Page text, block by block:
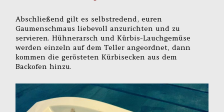
Abschließend gilt es selbstredend, euren
Gaumenschmaus liebevoll anzurichten und zu
servieren. Hühnerarsch und Kürbis-Lauchgemüse
werden einzeln auf dem Teller angeordnet, dann
kommen die gerösteten Kürbisecken aus dem
Backofen hinzu.